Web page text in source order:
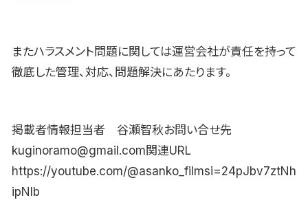
またハラスメント問題に関しては運営会社が責任を持って
徹底した管理、対応、問題解決にあたります。
掲載者情報担当者 谷瀬智秋お問い合せ先
kuginoramo@gmail.com関連URL
https://youtube.com/@asanko_filmsi=24pJbv7ztNh
ipNIb